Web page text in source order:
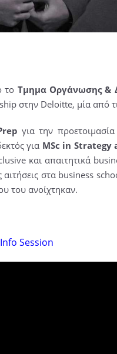
το Τμημα Οργάνωσης &
στην Deloitte, μία από
για την
για MSc in
και απαιτητικά
αιτήσεις στα business
του ανοίχτηκαν.
Session